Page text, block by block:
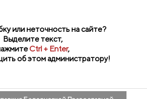
или неточность на сайте?
Выделите текст,
Ctrl + Enter,
об этом администратору!